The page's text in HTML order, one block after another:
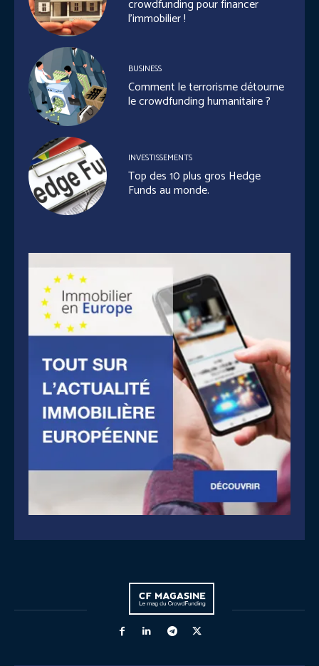
crowdfunding pour financer
l’immobilier !
BUSINESS
Comment le terrorisme détourne
le crowdfunding humanitaire ?
INVESTISSEMENTS
Top des 10 plus gros Hedge
Funds au monde.